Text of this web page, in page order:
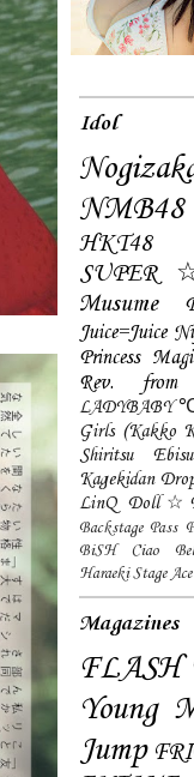
Idol
NMB48
HKT48
Musume
Juice=Juice
Princess
Rev.
LADYBABY
Girls (Kakko
Shiritsu
Kagekidan
LinQ
Backstage Pass
BiSH
Ciao
Haraeki Stage Ace
Magazines
FLASH
Young
Jump